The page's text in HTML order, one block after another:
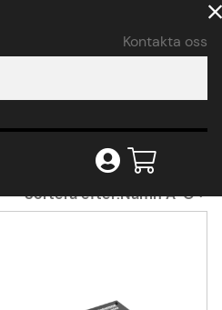
Kontakta oss
Sortera efter:Namn A-Ö